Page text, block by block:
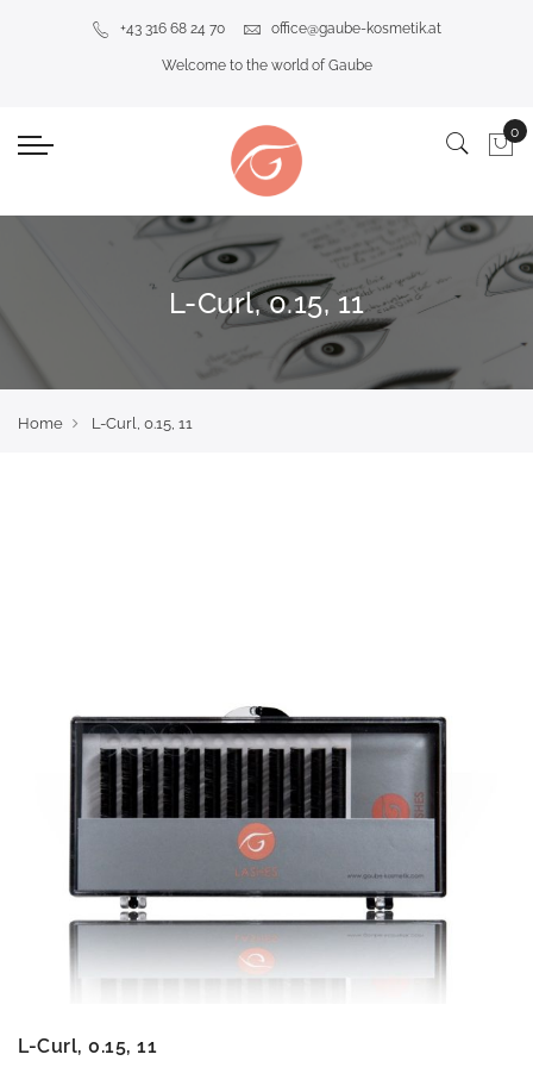
+43 316 68 24 70 office@gaube-kosmetik.at
Welcome to the world of Gaube
L-Curl, 0.15, 11
Home L-Curl, 0.15, 11
L-Curl, 0.15, 11